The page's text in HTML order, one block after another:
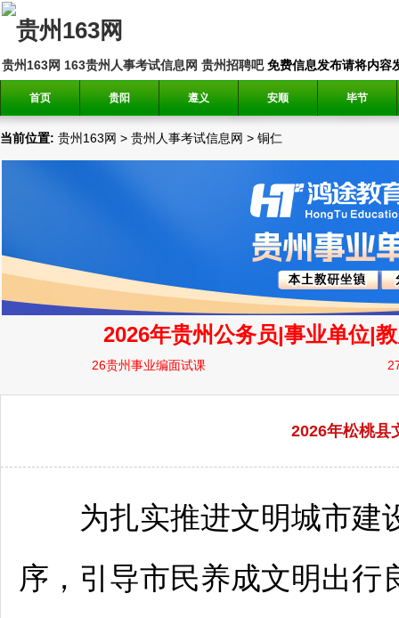
贵州163网 163贵州人事考试信息网 贵州招聘吧免费信息发布请将内容
首页 贵阳 遵义 安顺 毕节
当前位置: 贵州163网 > 贵州人事考试信息网 > 铜仁
2026年松桃县
为扎实推进文明城市建
序，引导市民养成文明出行